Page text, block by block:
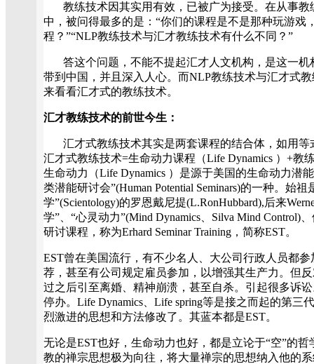
教练技术因其实用有效，已被广为接受。在从事教
中，被问得最多的是：“你们的课程是不是那种玩游戏
程？”“NLP教练技术与汇才教练技术有什么不同？”
答这个问题，不能不提起汇才人文机构，是这一机
带到中国，并且深入人心。而NLP教练技术与汇才式
来看看汇才式的教练技术。
汇才教练技术的前世今生：
汇才式教练技术其实是两套课程的结合体，如用等
汇才式教练技术=生命动力课程（Life Dynamics ）+教
生命动力（Life Dynamics ）是源于美国的生命动力潜
类潜能研讨会”(Human Potential Seminars)的一种。始
学”(Scientology)的罗恩戴尼提(L.RonHubbard),后来
学”、“心灵动力”(Mind Dynamics、Silva Mind Control)
研讨课程，称为Erhard Seminar Training，简称EST。
EST曾在美国流行，有不少名人、大公司行政人员都
荐，甚至有公司规定雇员参加，以增强其生产力。但
过之后引至离婚、精神崩溃，甚至自杀。引起很多诉
停办。Life Dynamics、Life spring等是接之而起的第三
烈激进的思想和方法修改了。其蓝本都是EST。
无论是EST也好，生命动力也好，都是立论于“空”的哲
教的禅宗思想极为向往，将大量禅宗的思想纳入他的